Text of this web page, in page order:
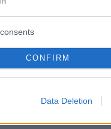
CONFIRM
Data Deletion
για τους
εμπλέκονται